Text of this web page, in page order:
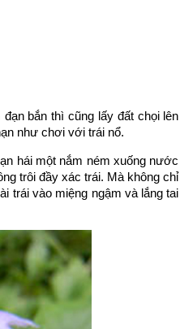
bắn thì cũng lấy đất chọi lên
như chơi với trái nổ.
hái một nắm ném xuống nước
trôi đầy xác trái. Mà không chỉ
trái vào miệng ngậm và lắng tai